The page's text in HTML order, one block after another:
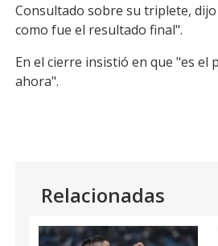
WhatsApp
Email
Consultado sobre su triplete,
como fue el resultado final".
En el cierre insistió en que "es
ahora".
Relacionadas